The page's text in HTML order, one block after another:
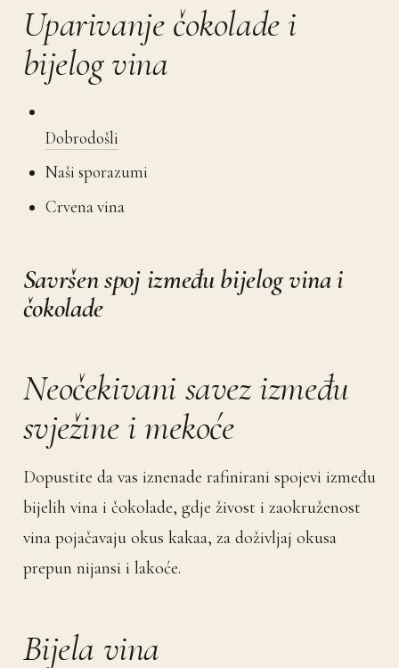
Uparivanje čokolade i
bijelog vina
Dobrodošli
Naši sporazumi
Crvena vina
Savršen spoj između bijelog vina i
čokolade
Neočekivani savez između
svježine i mekoće
Dopustite da vas iznenade rafinirani spojevi između
bijelih vina i čokolade, gdje živost i zaokruženost
vina pojačavaju okus kakaa, za doživljaj okusa
prepun nijansi i lakoće.
Bijela vina